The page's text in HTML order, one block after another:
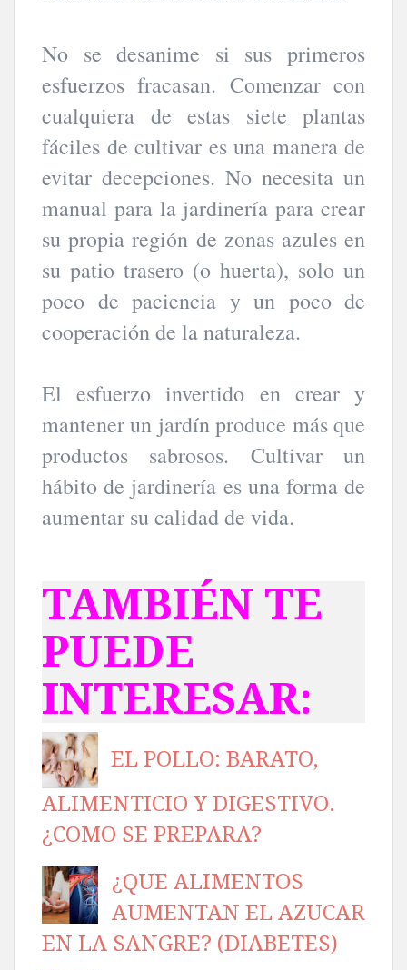
No se desanime si sus primeros
esfuerzos fracasan. Comenzar con
cualquiera de estas siete plantas
fáciles de cultivar es una manera de
evitar decepciones. No necesita un
manual para la jardinería para crear
su propia región de zonas azules en
su patio trasero (o huerta), solo un
poco de paciencia y un poco de
cooperación de la naturaleza.
El esfuerzo invertido en crear y
mantener un jardín produce más que
productos sabrosos. Cultivar un
hábito de jardinería es una forma de
aumentar su calidad de vida.
TAMBIÉN TE
PUEDE
INTERESAR:
EL POLLO: BARATO,
ALIMENTICIO Y DIGESTIVO.
¿COMO SE PREPARA?
¿QUE ALIMENTOS
AUMENTAN EL AZUCAR
EN LA SANGRE? (DIABETES)